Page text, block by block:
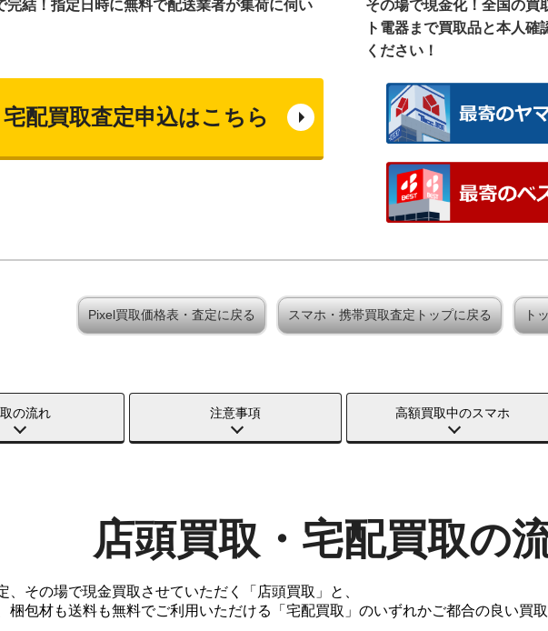
完結！指定日時に無料で配送業者が集荷に伺い
宅配買取査定申込はこちら
その場で現金化！全国の買
ト電器まで買取品と本人確
ください！
Pixel買取価格表・査定に戻る スマホ・携帯買取査定トップに戻る ト
の流れ 注意事項 高額買取中のスマホ
店頭買取・宅配買取の
、その場で現金買取させていただく「店頭買取」と、
梱包材も送料も無料でご利用いただける「宅配買取」のいずれかご都合の良い買